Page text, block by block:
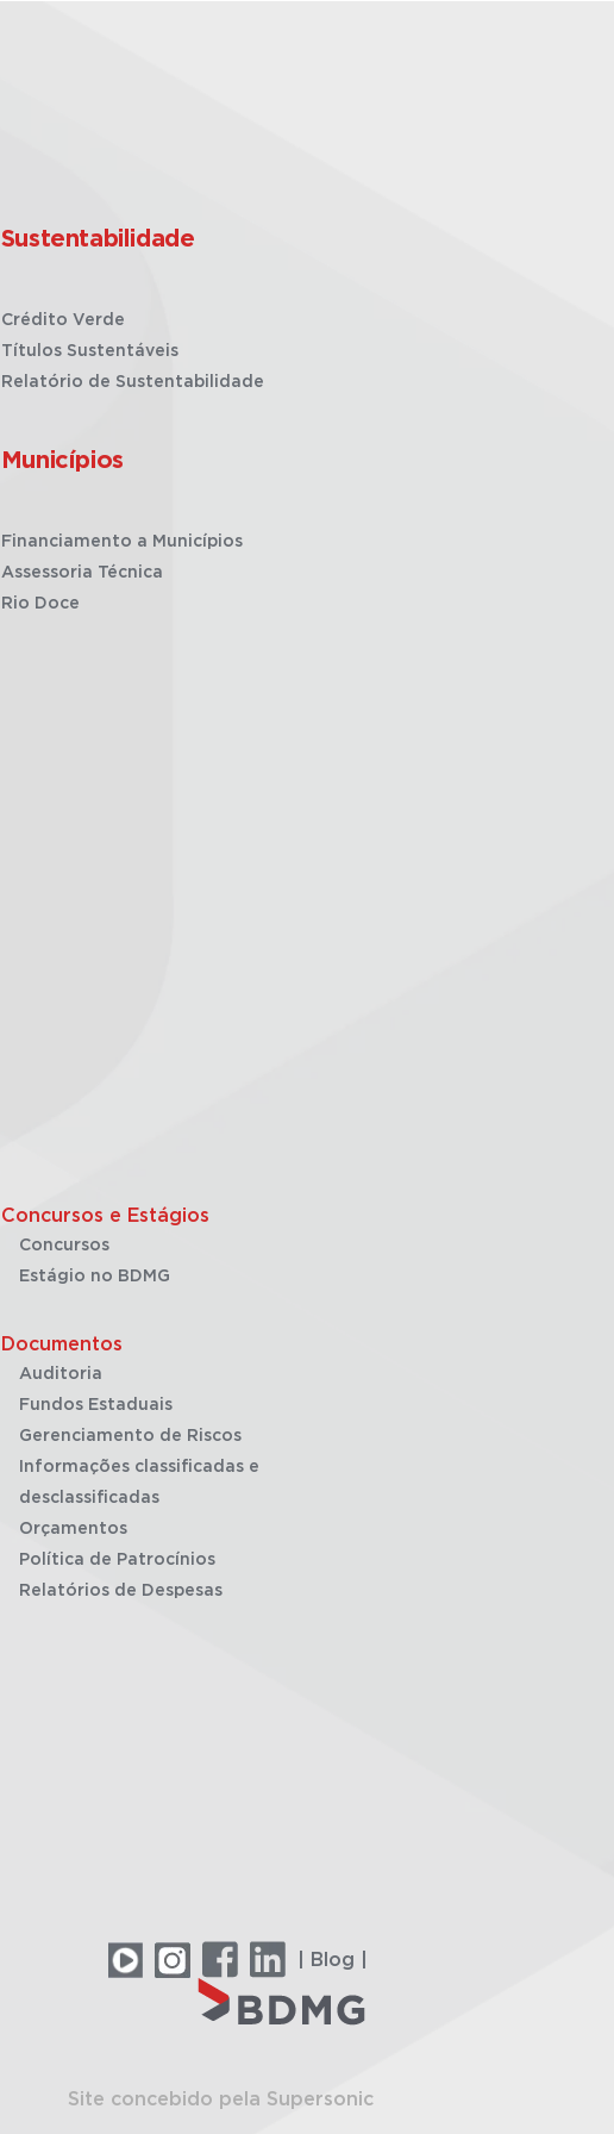
Sustentabilidade
Crédito Verde
Títulos Sustentáveis
Relatório de Sustentabilidade
Municípios
Financiamento a Municípios
Assessoria Técnica
Rio Doce
Concursos e Estágios
Concursos
Estágio no BDMG
Documentos
Auditoria
Fundos Estaduais
Gerenciamento de Riscos
Informações classificadas e
desclassificadas
Orçamentos
Política de Patrocínios
Relatórios de Despesas
| Blog |
Site concebido pela Supersonic